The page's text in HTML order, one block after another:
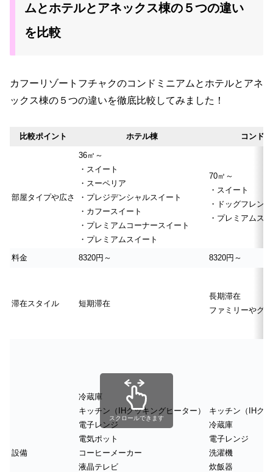
ムとホテルとアネックス棟の５つの違い
を比較
カフーリゾートフチャクのコンドミニアムとホテルとアネ
ックス棟の５つの違いを徹底比較してみました！
比較ポイント ホテル棟 コンド
部屋タイプや広さ
36㎡～
・スイート
・スーペリア
・プレジデンシャルスイート
・カフースイート
・プレミアムコーナースイート
・プレミアムスイート
70㎡～
・スイート
・ドッグフレン
・プレミアムス
料金 8320円～ 8320円～
滞在スタイル 短期滞在
長期滞在
ファミリーやグ
設備
冷蔵庫
キッチン（IHクッキングヒーター）
電子レンジ
電気ポット
コーヒーメーカー
液晶テレビ
キッチン（IHク
冷蔵庫
電子レンジ
洗濯機
炊飯器
スクロールできます